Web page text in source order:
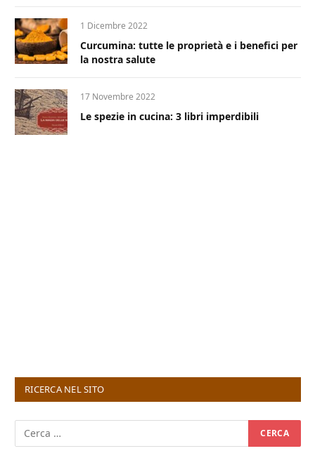
1 Dicembre 2022
Curcumina: tutte le proprietà e i benefici per
la nostra salute
17 Novembre 2022
Le spezie in cucina: 3 libri imperdibili
RICERCA NEL SITO